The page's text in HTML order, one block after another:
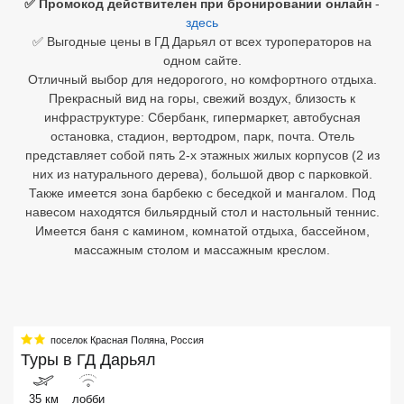
✅ Промокод действителен при бронировании онлайн -
здесь
✅ Выгодные цены в ГД Дарьял от всех туроператоров на
одном сайте.
Отличный выбор для недорогого, но комфортного отдыха.
Прекрасный вид на горы, свежий воздух, близость к
инфраструктуре: Сбербанк, гипермаркет, автобусная
остановка, стадион, вертодром, парк, почта. Отель
представляет собой пять 2-х этажных жилых корпусов (2 из
них из натурального дерева), большой двор с парковкой.
Также имеется зона барбекю с беседкой и мангалом. Под
навесом находятся бильярдный стол и настольный теннис.
Имеется баня с камином, комнатой отдыха, бассейном,
массажным столом и массажным креслом.
поселок Красная Поляна Россия
Туры в ГД Дарьял
35 км лобби
Шри Ланка
Бали
Вьетнам
Хайнань
Северный Гоа
Абхазия
Большой Сочи